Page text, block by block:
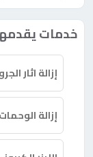
خدمات
إزالة اثار
إزالة الوحمات